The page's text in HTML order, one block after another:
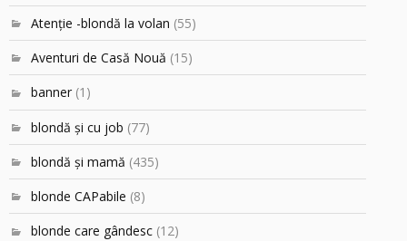
Atenţie -blondă la volan (55)
Aventuri de Casă Nouă (15)
banner (1)
blondă şi cu job (77)
blondă şi mamă (435)
blonde CAPabile (8)
blonde care gândesc (12)